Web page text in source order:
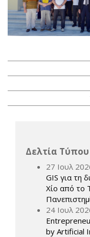
Δελτία Τύπου
27 Ιουλ
GIS για τη
Χίο από το
24 Ιουλ
by Artificial